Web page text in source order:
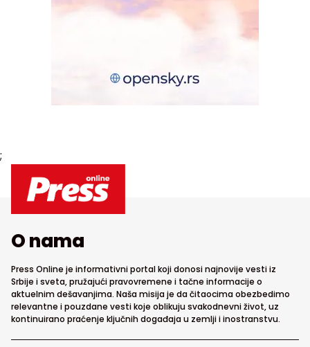
;
O nama
Press Online je informativni portal koji donosi najnovije vesti iz
Srbije i sveta, pružajući pravovremene i tačne informacije o
aktuelnim dešavanjima. Naša misija je da čitaocima obezbedimo
relevantne i pouzdane vesti koje oblikuju svakodnevni život, uz
kontinuirano praćenje ključnih događaja u zemlji i inostranstvu.